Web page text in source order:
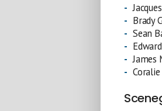
Brady
Sean
James